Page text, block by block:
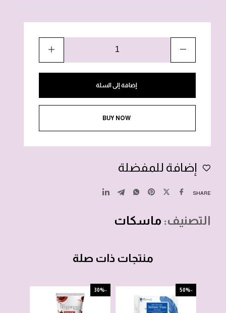
إضافة إلى السلة
BUY NOW
إضافة للمفضلة
SHARE
التصنيف: ماسكات
منتجات ذات صلة
-50%
-30%